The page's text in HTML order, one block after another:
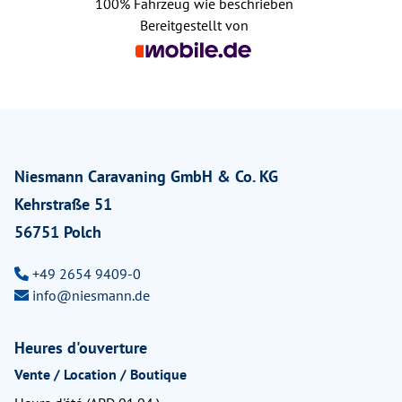
Bereitgestellt von
Niesmann Caravaning GmbH & Co. KG
Kehrstraße 51
56751 Polch
+49 2654 9409-0
info@niesmann.de
Heures d'ouverture
Vente / Location / Boutique